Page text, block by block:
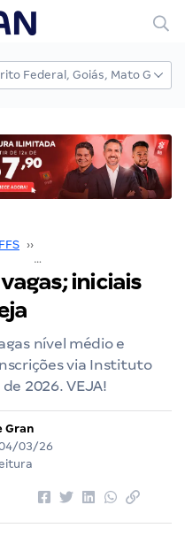
››
iniciais
nível médio e
via Instituto
2026. VEJA!
Gran
03/26